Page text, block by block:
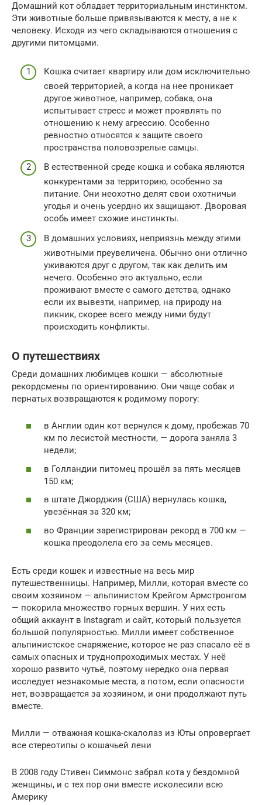
Домашний кот обладает территориальным инстинктом.
Эти животные больше привязываются к месту, а не к
человеку. Исходя из чего складываются отношения с
другими питомцами.
Кошка считает квартиру или дом исключительно
своей территорией, а когда на нее проникает
другое животное, например, собака, она
испытывает стресс и может проявлять по
отношению к нему агрессию. Особенно
ревностно относятся к защите своего
пространства половозрелые самцы.
В естественной среде кошка и собака являются
конкурентами за территорию, особенно за
питание. Они неохотно делят свои охотничьи
угодья и очень усердно их защищают. Дворовая
особь имеет схожие инстинкты.
В домашних условиях, неприязнь между этими
животными преувеличена. Обычно они отлично
уживаются друг с другом, так как делить им
нечего. Особенно это актуально, если
проживают вместе с самого детства, однако
если их вывезти, например, на природу на
пикник, скорее всего между ними будут
происходить конфликты.
О путешествиях
Среди домашних любимцев кошки — абсолютные
рекордсмены по ориентированию. Они чаще собак и
пернатых возвращаются к родимому порогу:
в Англии один кот вернулся к дому, пробежав 70
км по лесистой местности, — дорога заняла 3
недели;
в Голландии питомец прошёл за пять месяцев
150 км;
в штате Джорджия (США) вернулась кошка,
увезённая за 320 км;
во Франции зарегистрирован рекорд в 700 км —
кошка преодолела его за семь месяцев.
Есть среди кошек и известные на весь мир
путешественницы. Например, Милли, которая вместе со
своим хозяином — альпинистом Крейгом Армстронгом
— покорила множество горных вершин. У них есть
общий аккаунт в Instagram и сайт, который пользуется
большой популярностью. Милли имеет собственное
альпинистское снаряжение, которое не раз спасало её в
самых опасных и труднопроходимых местах. У неё
хорошо развито чутьё, поэтому нередко она первая
исследует незнакомые места, а потом, если опасности
нет, возвращается за хозяином, и они продолжают путь
вместе.
Милли — отважная кошка-скалолаз из Юты опровергает
все стереотипы о кошачьей лени
В 2008 году Стивен Симмонс забрал кота у бездомной
женщины, и с тех пор они вместе исколесили всю
Америку